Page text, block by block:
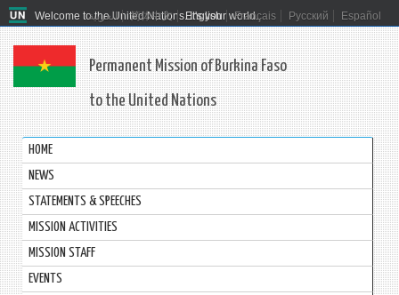
Welcome to the United Nations. It's your world.
العربية 简体中文 English Français Русский Español
Permanent Mission of Burkina Faso
to the United Nations
HOME
NEWS
STATEMENTS & SPEECHES
MISSION ACTIVITIES
MISSION STAFF
EVENTS